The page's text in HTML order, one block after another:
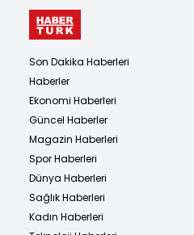
Son Dakika Haberleri
Haberler
Ekonomi Haberleri
Güncel Haberler
Magazin Haberleri
Spor Haberleri
Dünya Haberleri
Sağlık Haberleri
Kadın Haberleri